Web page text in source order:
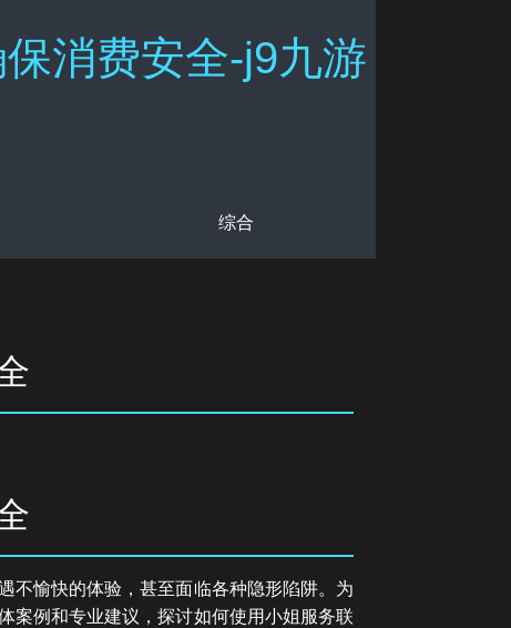
消费安全-j9九游
综合
不愉快的体验，甚至面临各种隐形陷阱。为
案例和专业建议，探讨如何使用小姐服务联